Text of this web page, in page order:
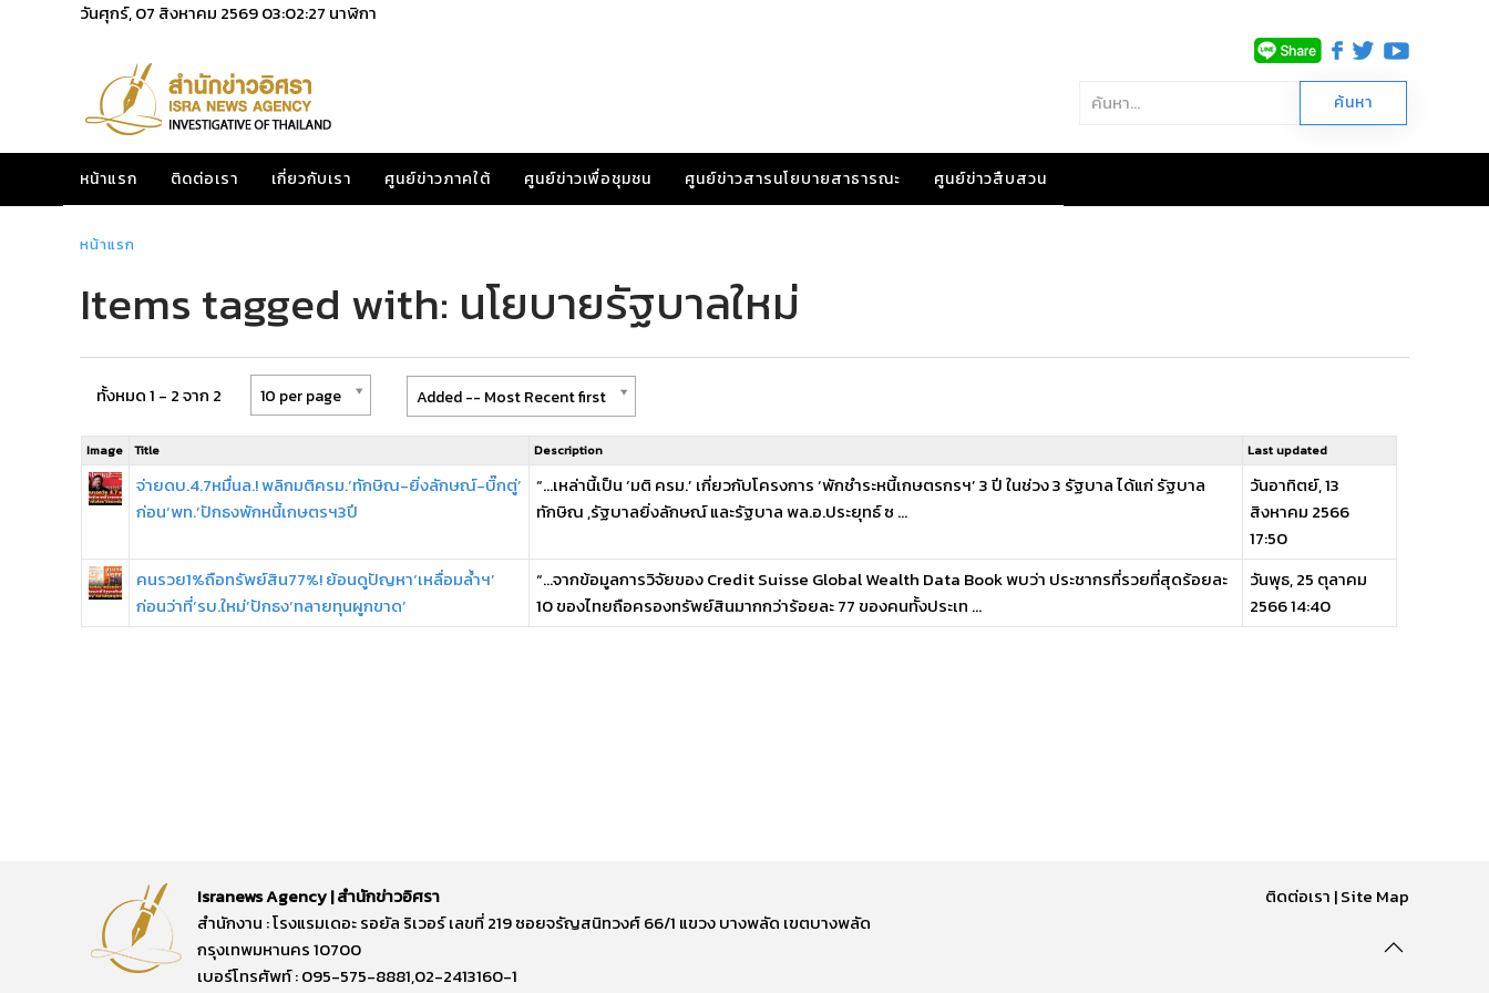
วันศุกร์, 07 สิงหาคม 256903:02:27 นาฬิกา
หน้าแรก ติดต่อเรา เกี่ยวกับเรา ศูนย์ข่าวภาคใต้ ศูนย์ข่าวเพื่อชุมชน ศูนย์ข่าวสารนโยบายสาธารณะ ศูนย์ข่าวสืบสวน
หน้าแรก
Items tagged with: นโยบายรัฐบาลใหม่
ทั้งหมด 1 - 2 จาก 2 10 per page Added -- Most Recent first
Image Title Description Last updated
จ่ายดบ.4.7หมื่นล.! พลิกมติครม.‘ทักษิณ-ยิ่งลักษณ์-บิ๊กตู่’
ก่อน‘พท.’ปักธงพักหนี้เกษตรฯ3ปี
“…เหล่านี้เป็น ‘มติ ครม.’ เกี่ยวกับโครงการ ‘พักชำระหนี้เกษตรกรฯ’ 3 ปี ในช่วง 3 รัฐบาล ได้แก่ รัฐบาล
ทักษิณ ,รัฐบาลยิ่งลักษณ์ และรัฐบาล พล.อ.ประยุทธ์ ซ ...
วันอาทิตย์, 13
สิงหาคม 2566
17:50
คนรวย1%ถือทรัพย์สิน77%! ย้อนดูปัญหา‘เหลื่อมล้ำฯ’
ก่อนว่าที่‘รบ.ใหม่’ปักธง‘ทลายทุนผูกขาด’
“…จากข้อมูลการวิจัยของ Credit Suisse Global Wealth Data Book พบว่า ประชากรที่รวยที่สุดร้อยละ
10 ของไทยถือครองทรัพย์สินมากกว่าร้อยละ 77 ของคนทั้งประเท ...
วันพุธ, 25 ตุลาคม
2566 14:40
Isranews Agency | สำนักข่าวอิศรา
สำนักงาน : โรงแรมเดอะ รอยัล ริเวอร์ เลขที่ 219 ซอยจรัญสนิทวงศ์ 66/1 แขวง บางพลัด เขตบางพลัด
กรุงเทพมหานคร 10700
เบอร์โทรศัพท์ : 095-575-8881,02-2413160-1
ติดต่อเรา |Site Map